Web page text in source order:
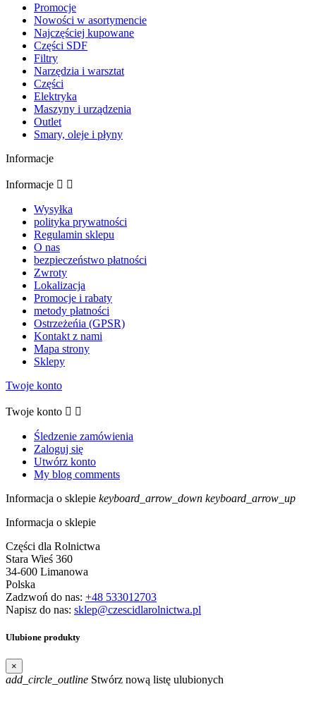
Promocje
Nowości w asortymencie
Najczęściej kupowane
Części SDF
Filtry
Narzędzia i warsztat
Części
Elektryka
Maszyny i urządzenia
Outlet
Smary, oleje i płyny
Informacje
Informacje  
Wysyłka
polityka prywatności
Regulamin sklepu
O nas
bezpieczeństwo płatności
Zwroty
Lokalizacja
Promocje i rabaty
metody płatności
Ostrzeżeńia (GPSR)
Kontakt z nami
Mapa strony
Sklepy
Twoje konto
Twoje konto  
Śledzenie zamówienia
Zaloguj się
Utwórz konto
My blog comments
Informacja o sklepie keyboard_arrow_down keyboard_arrow_up
Informacja o sklepie
Części dla Rolnictwa
Stara Wieś 360
34-600 Limanowa
Polska
Zadzwoń do nas: +48 533012703
Napisz do nas: sklep@czescidlarolnictwa.pl
Ulubione produkty
×
add_circle_outline Stwórz nową listę ulubionych